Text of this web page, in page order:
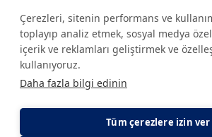
Sitede yer alan tüm içerikler yalnızca
Sağlığınızla ilgili sorularınız için mutlaka
kuruluşuna başvurunuz.
Çerezleri, sitenin performans ve
toplayıp analiz etmek, sosyal medya
içerik ve reklamları geliştirmek ve
kullanıyoruz.
Daha fazla bilgi edinin
Tüm çerezlere izin ver